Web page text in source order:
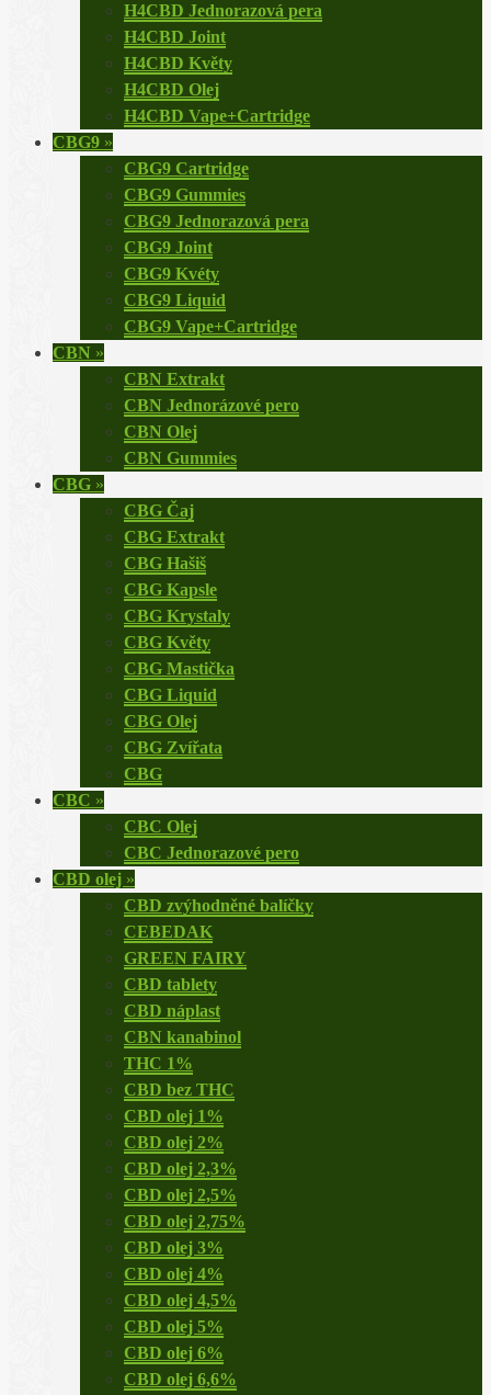
H4CBD Jednorazová pera
H4CBD Joint
H4CBD Květy
H4CBD Olej
H4CBD Vape+Cartridge
CBG9 »
CBG9 Cartridge
CBG9 Gummies
CBG9 Jednorazová pera
CBG9 Joint
CBG9 Kvéty
CBG9 Liquid
CBG9 Vape+Cartridge
CBN »
CBN Extrakt
CBN Jednorázové pero
CBN Olej
CBN Gummies
CBG »
CBG Čaj
CBG Extrakt
CBG Hašiš
CBG Kapsle
CBG Krystaly
CBG Květy
CBG Mastička
CBG Liquid
CBG Olej
CBG Zvířata
CBG
CBC »
CBC Olej
CBC Jednorazové pero
CBD olej »
CBD zvýhodněné balíčky
CEBEDAK
GREEN FAIRY
CBD tablety
CBD náplast
CBN kanabinol
THC 1%
CBD bez THC
CBD olej 1%
CBD olej 2%
CBD olej 2,3%
CBD olej 2,5%
CBD olej 2,75%
CBD olej 3%
CBD olej 4%
CBD olej 4,5%
CBD olej 5%
CBD olej 6%
CBD olej 6,6%